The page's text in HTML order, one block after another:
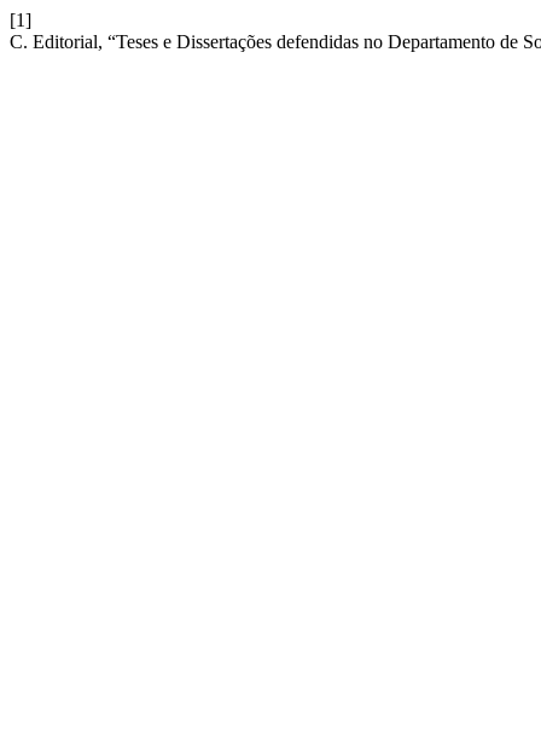
[1]
C. Editorial, “Teses e Dissertações defendidas no Departamento de